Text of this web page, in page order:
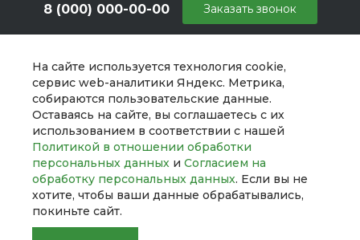
На сайте используется технология cookie,
сервис web-аналитики Яндекс. Метрика,
собираются пользовательские данные.
Оставаясь на сайте, вы соглашаетесь с их
использованием в соответствии с нашей
Политикой в отношении обработки
персональных данных и Согласием на
обработку персональных данных. Если вы не
хотите, чтобы ваши данные обрабатывались,
покиньте сайт.
8 (000) 000-00-00
г. Москва, ул. Шапкина, д. 11
Заказать звонок